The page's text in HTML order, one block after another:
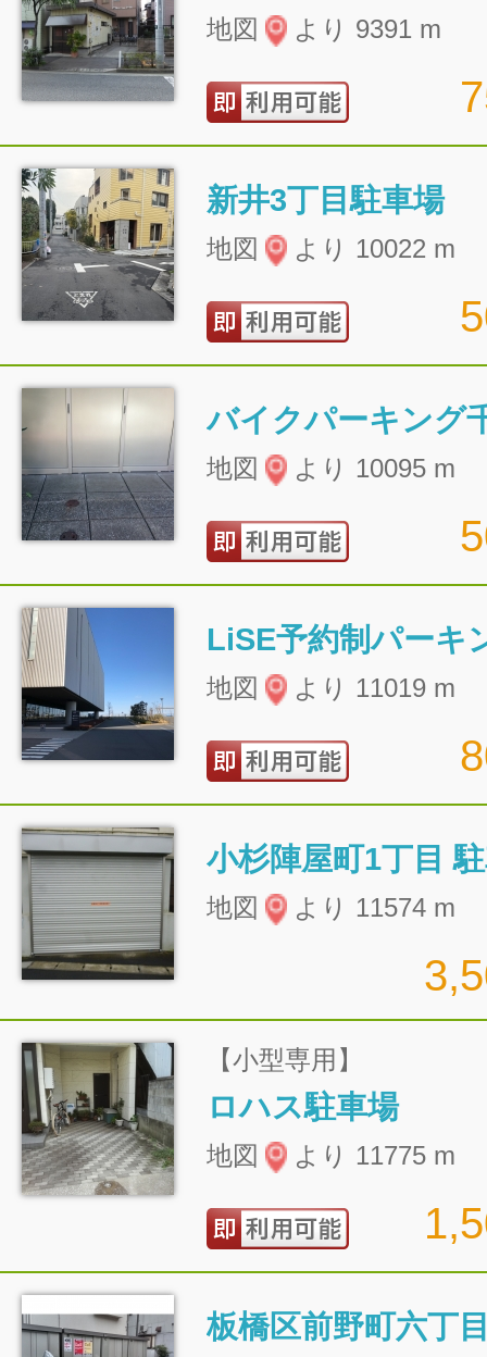
地図 より 9391 m
新井3丁目駐車場
地図 より 10022 m
バイクパーキング
地図 より 10095 m
LiSE予約制パーキ
地図 より 11019 m
小杉陣屋町1丁目
地図 より 11574 m
【小型専用】
ロハス駐車場
地図 より 11775 m